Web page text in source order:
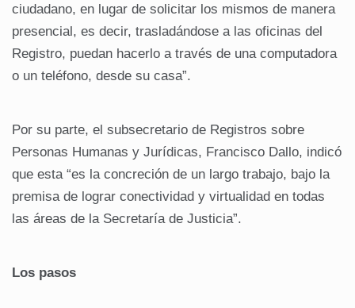
ciudadano, en lugar de solicitar los mismos de manera
presencial, es decir, trasladándose a las oficinas del
Registro, puedan hacerlo a través de una computadora
o un teléfono, desde su casa”.
Por su parte, el subsecretario de Registros sobre
Personas Humanas y Jurídicas, Francisco Dallo, indicó
que esta “es la concreción de un largo trabajo, bajo la
premisa de lograr conectividad y virtualidad en todas
las áreas de la Secretaría de Justicia”.
Los pasos